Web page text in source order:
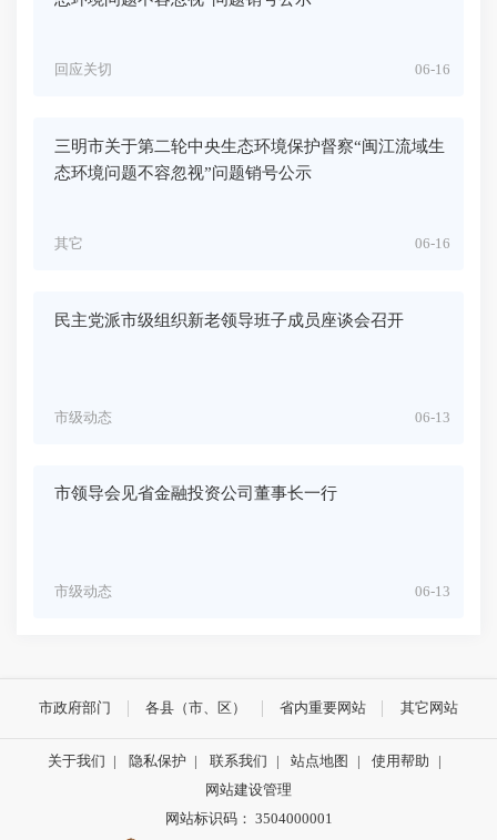
06-16
回应关切
三明市关于第二轮中央生态环境保护督察“闽江流域生
态环境问题不容忽视”问题销号公示
06-16
其它
民主党派市级组织新老领导班子成员座谈会召开
06-13
市级动态
市领导会见省金融投资公司董事长一行
06-13
市级动态
市政府部门 各县（市、区） 省内重要网站 其它网站
关于我们 | 隐私保护 | 联系我们 | 站点地图 | 使用帮助
|
网站建设管理
网站标识码： 3504000001